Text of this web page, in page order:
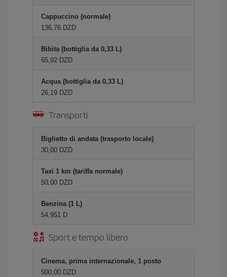
Cappuccino (normale)
136,76 DZD
Bibita (bottiglia da 0,33 L)
65,92 DZD
Acqua (bottiglia da 0,33 L)
26,19 DZD
Transporti
Biglietto di andata (trasporto locale)
30,00 DZD
Taxi 1 km (tariffa normale)
50,00 DZD
Benzina (1 L)
54,951 D
Sport e tempo libero
Cinema, prima internazionale, 1 posto
500,00 DZD